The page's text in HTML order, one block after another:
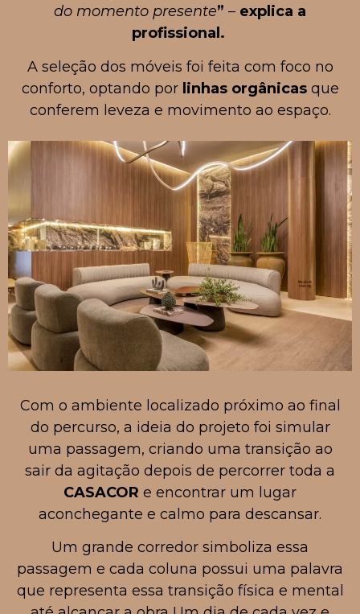
do momento presente” – explica a
profissional.
A seleção dos móveis foi feita com foco no
conforto, optando por linhas orgânicasque
conferem leveza e movimento ao espaço.
Com o ambiente localizado próximo ao final
do percurso, a ideia do projeto foi simular
uma passagem, criando uma transição ao
sair da agitação depois de percorrer toda a
CASACOR e encontrar um lugar
aconchegante e calmo para descansar.
Um grande corredor simboliza essa
passagem e cada coluna possui uma palavra
que representa essa transição física e mental